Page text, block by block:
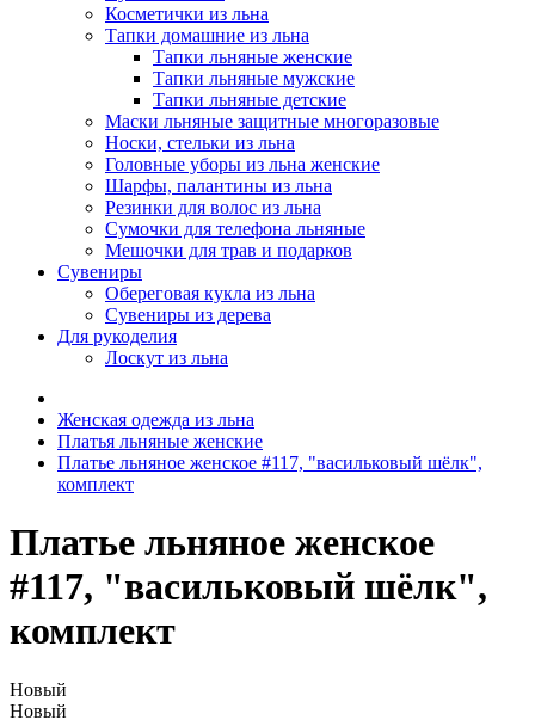
Косметички из льна
Тапки домашние из льна
Тапки льняные женские
Тапки льняные мужские
Тапки льняные детские
Маски льняные защитные многоразовые
Носки, стельки из льна
Головные уборы из льна женские
Шарфы, палантины из льна
Резинки для волос из льна
Сумочки для телефона льняные
Мешочки для трав и подарков
Сувениры
Обереговая кукла из льна
Сувениры из дерева
Для рукоделия
Лоскут из льна
Женская одежда из льна
Платья льняные женские
Платье льняное женское #117, "васильковый шёлк",
комплект
Платье льняное женское
#117, "васильковый шёлк",
комплект
Новый
Новый